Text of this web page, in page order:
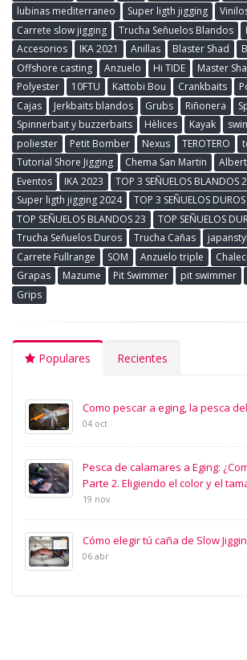
lubinas mediterraneo
Super ligth jigging
Carrete slow jigging
Trucha Señuelos Blandos
Accesorios
IKA 2021 Anillas Blaster Shad
Offshore casting
Anzuelo Hi TIDE Master
Polyester
10FTU Kattobi Bou Crankbaits
Cajas
Jerkbaits blandos Grubs Riñonera
Spinnerbait y buzzerbaits
Hèlices Kayak
poliester
Petit Bomber Nexus TEROTERO
Tutorial Shore Jigging
Chema San Martin
Eventos
IKA 2023
TOP 3 SEÑUELOS BLANDOS
Super ligth jigging 2024
TOP 3 SEÑUELOS
TOP SEÑUELOS BLANDOS 23
TOP SEÑUELOS
Trucha Señuelos Duros
Trucha Cañas
Carrete Fullrange
SOM Anzuelo triple
Grapas
Mazume Pit Swimmer pit swimmer
Grips
Populares Recientes
Como pescar a eging, la pesca
04 oct
Pesca de calamares a Eging:
Parte 2. Eligiendo el color y el
19 nov
Cómo elegir tú caña de Slow
06 abr